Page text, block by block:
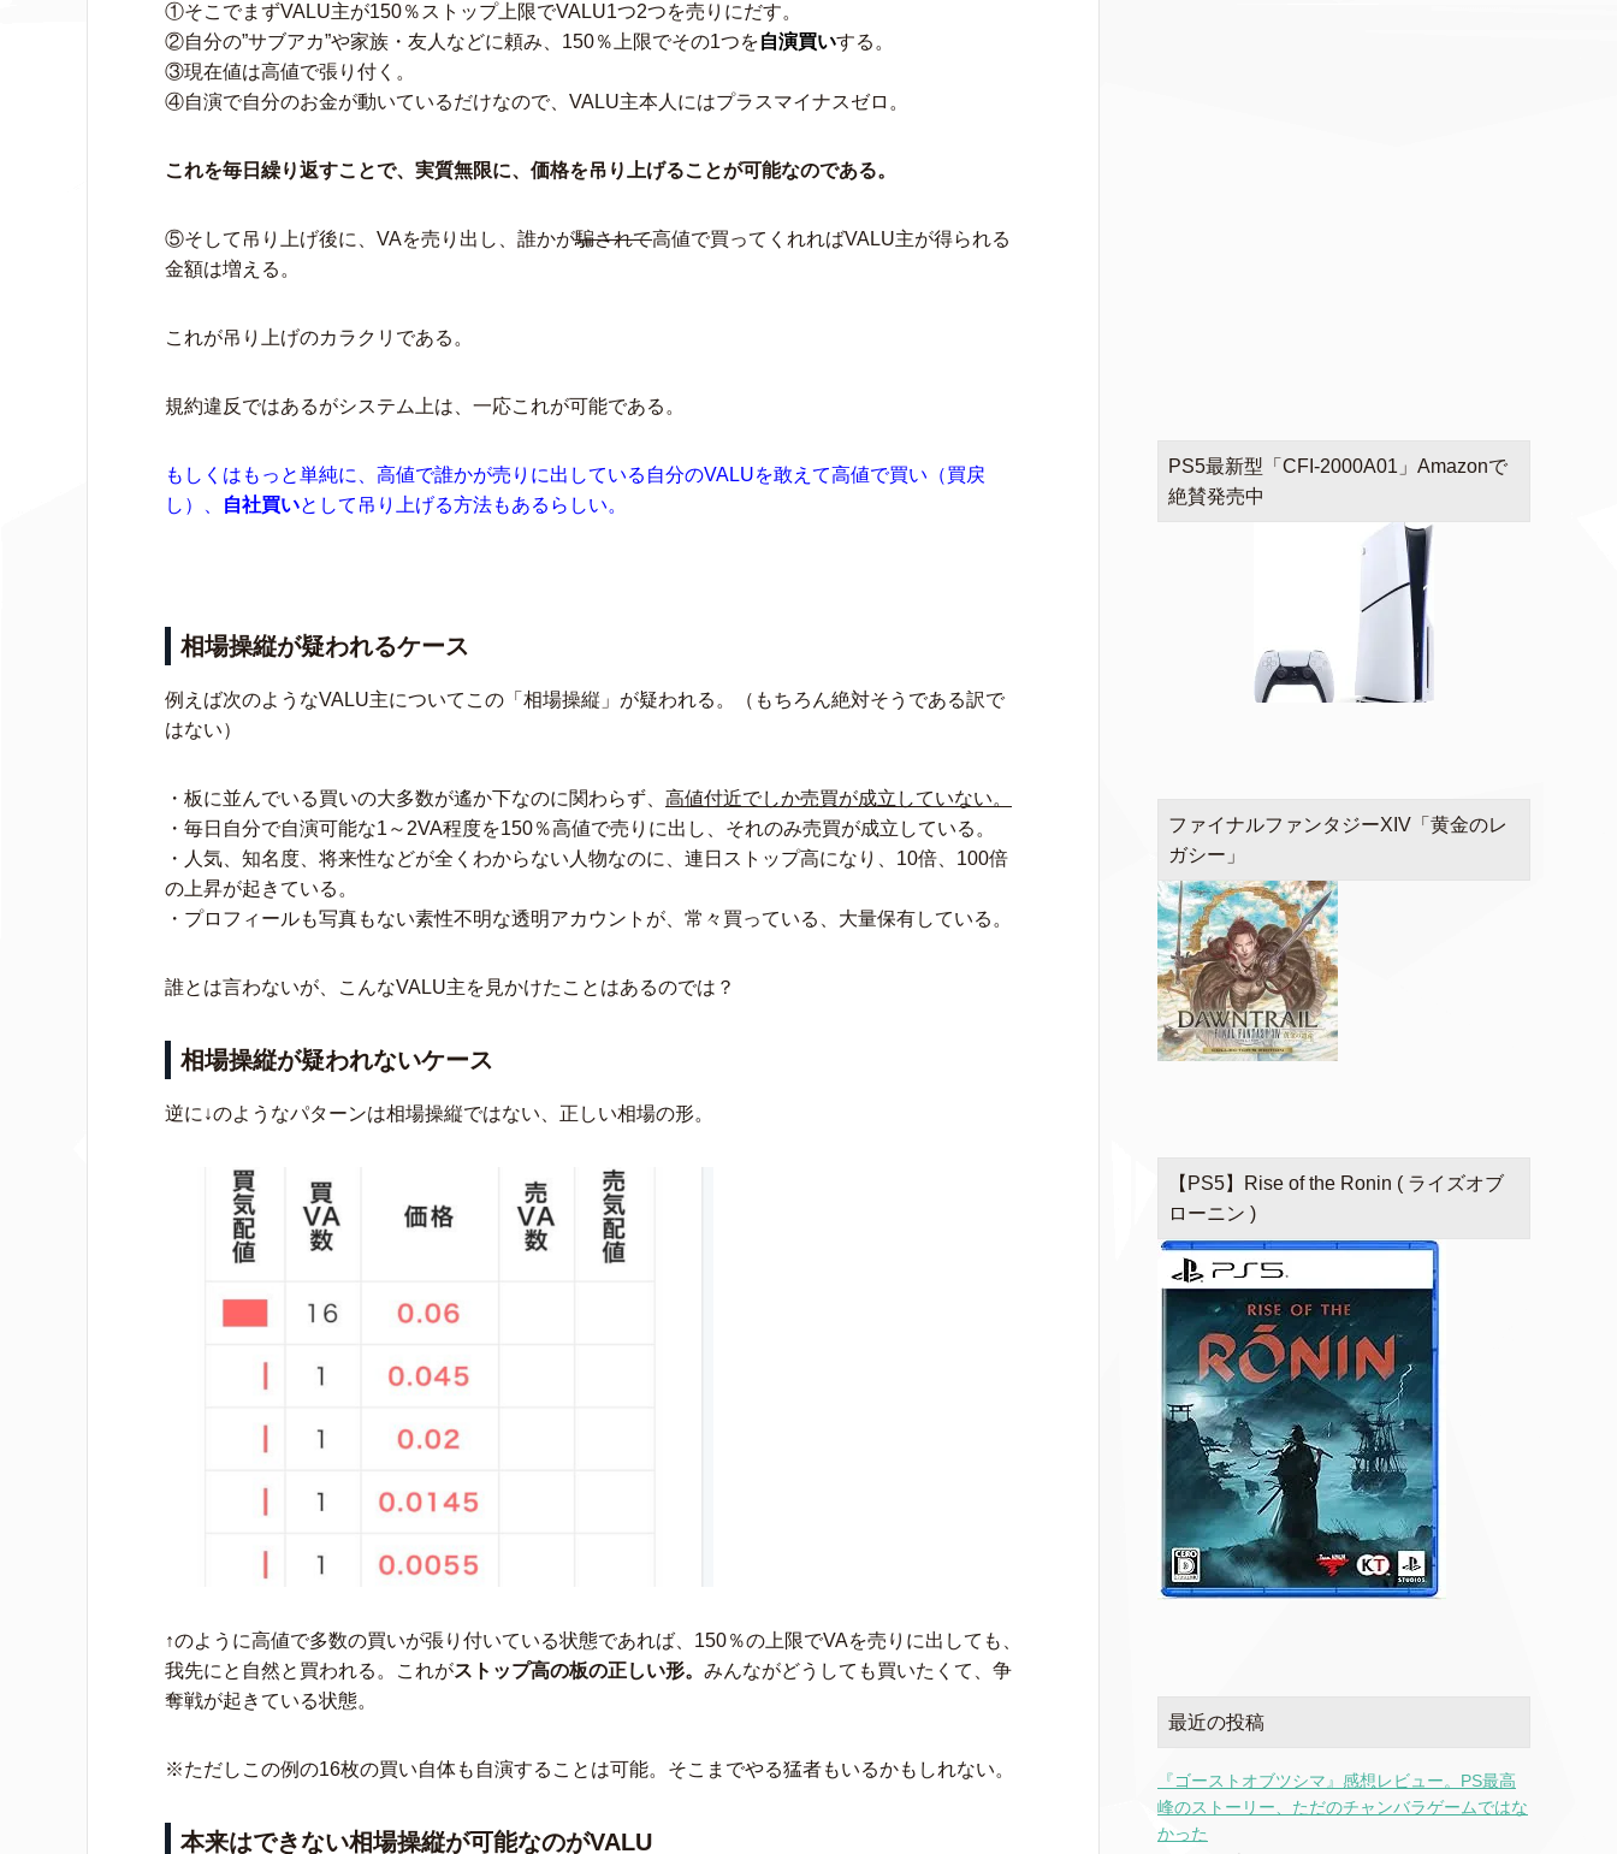
①そこでまずVALU主が150％ストップ上限でVALU1つ2つを売りにだす。
②自分の”サブアカ”や家族・友人などに頼み、150％上限でその1つを自演買いする。
③現在値は高値で張り付く。
④自演で自分のお金が動いているだけなので、VALU主本人にはプラスマイナスゼロ。
これを毎日繰り返すことで、実質無限に、価格を吊り上げることが可能なのである。
⑤そして吊り上げ後に、VAを売り出し、誰かが騙されて高値で買ってくれればVALU主が得られる
金額は増える。
これが吊り上げのカラクリである。
規約違反ではあるがシステム上は、一応これが可能である。
もしくはもっと単純に、高値で誰かが売りに出している自分のVALUを敢えて高値で買い（買戻
し）、
自社買いとして吊り上げる方法もあるらしい。
相場操縦が疑われるケース
例えば次のようなVALU主についてこの「相場操縦」が疑われる。（もちろん絶対そうである訳で
はない）
・板に並んでいる買いの大多数が遙か下なのに関わらず、 高値付近でしか売買が成立していない。
・毎日自分で自演可能な1～2VA程度を150％高値で売りに出し、それのみ売買が成立している。
・人気、知名度、将来性などが全くわからない人物なのに、連日ストップ高になり、10倍、100倍
の上昇が起きている。
・プロフィールも写真もない素性不明な透明アカウントが、常々買っている、大量保有している。
誰とは言わないが、こんなVALU主を見かけたことはあるのでは？
相場操縦が疑われないケース
逆に↓のようなパターンは相場操縦ではない、正しい相場の形。
↑のように高値で多数の買いが張り付いている状態であれば、150％の上限でVAを売りに出しても、
我先にと自然と買われる。これがストップ高の板の正しい形。 みんながどうしても買いたくて、争
奪戦が起きている状態。
※ただしこの例の16枚の買い自体も自演することは可能。そこまでやる猛者もいるかもしれない。
本来はできない相場操縦が可能なのがVALU
PS5最新型「CFI-2000A01」Amazonで
絶賛発売中
ファイナルファンタジーXIV「黄金のレ
ガシー」
【PS5】Rise of the Ronin ( ライズオブ
ローニン )
最近の投稿
『ゴーストオブツシマ』感想レビュー。PS最高
峰のストーリー、ただのチャンバラゲームではな
かった